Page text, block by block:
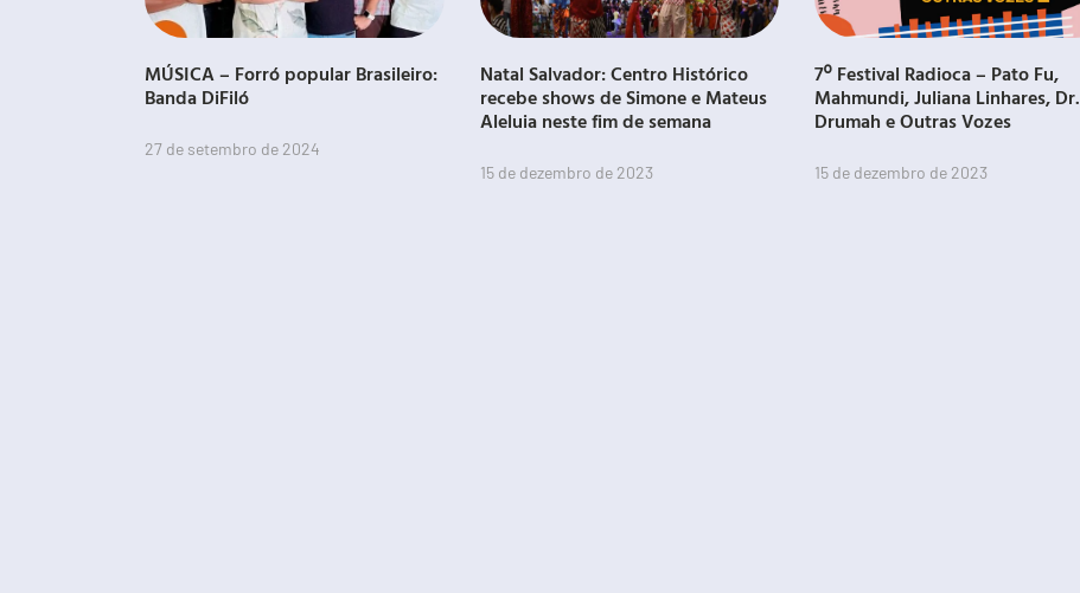
MÚSICA – Forró popular Brasileiro:
Banda DiFiló
27 de setembro de 2024
Natal Salvador: Centro Histórico
recebe shows de Simone e Mateus
Aleluia neste fim de semana
15 de dezembro de 2023
7º Festival Radioca – Pato Fu,
Mahmundi, Juliana Linhares, Dr.
Drumah e Outras Vozes
15 de dezembro de 2023